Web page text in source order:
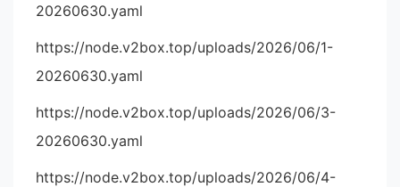
20260630.yaml
https://node.v2box.top/uploads/2026/06/1-
20260630.yaml
https://node.v2box.top/uploads/2026/06/3-
20260630.yaml
https://node.v2box.top/uploads/2026/06/4-